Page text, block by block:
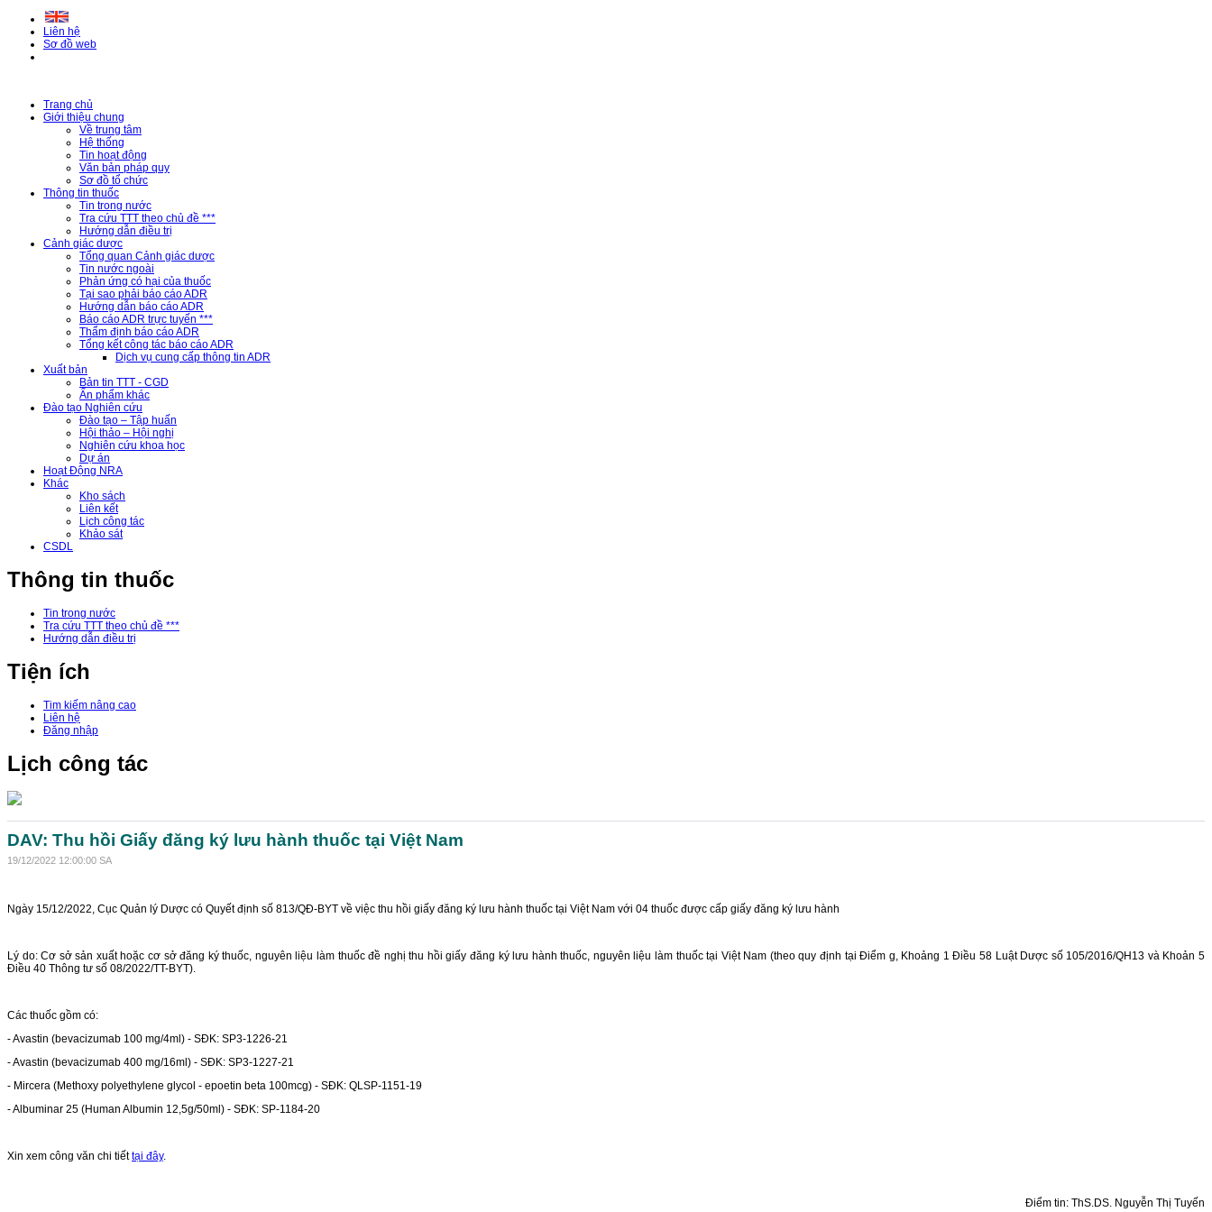
Liên hệ
Sơ đồ web
Trang chủ
Giới thiệu chung
Về trung tâm
Hệ thống
Tin hoạt động
Văn bản pháp quy
Sơ đồ tổ chức
Thông tin thuốc
Tin trong nước
Tra cứu TTT theo chủ đề ***
Hướng dẫn điều trị
Cảnh giác dược
Tổng quan Cảnh giác dược
Tin nước ngoài
Phản ứng có hại của thuốc
Tại sao phải báo cáo ADR
Hướng dẫn báo cáo ADR
Báo cáo ADR trực tuyến ***
Thẩm định báo cáo ADR
Tổng kết công tác báo cáo ADR
Dịch vụ cung cấp thông tin ADR
Xuất bản
Bản tin TTT - CGD
Ấn phẩm khác
Đào tạo Nghiên cứu
Đào tạo – Tập huấn
Hội thảo – Hội nghị
Nghiên cứu khoa học
Dự án
Hoạt Động NRA
Khác
Kho sách
Liên kết
Lịch công tác
Khảo sát
CSDL
Thông tin thuốc
Tin trong nước
Tra cứu TTT theo chủ đề ***
Hướng dẫn điều trị
Tiện ích
Tim kiếm nâng cao
Liên hệ
Đăng nhập
Lịch công tác
DAV: Thu hồi Giấy đăng ký lưu hành thuốc tại Việt Nam
19/12/2022 12:00:00 SA
Ngày 15/12/2022, Cục Quản lý Dược có Quyết định số 813/QĐ-BYT về việc thu hồi giấy đăng ký lưu hành thuốc tại Việt Nam với 04 thuốc được cấp giấy đăng ký lưu hành
Lý do: Cơ sở sản xuất hoặc cơ sở đăng ký thuốc, nguyên liệu làm thuốc đề nghị thu hồi giấy đăng ký lưu hành thuốc, nguyên liệu làm thuốc tại Việt Nam (theo quy định tại Điểm g, Khoảng 1 Điều 58 Luật Dược số 105/2016/QH13 và Khoản 5
Điều 40 Thông tư số 08/2022/TT-BYT).
Các thuốc gồm có:
- Avastin (bevacizumab 100 mg/4ml) - SĐK: SP3-1226-21
- Avastin (bevacizumab 400 mg/16ml) - SĐK: SP3-1227-21
- Mircera (Methoxy polyethylene glycol - epoetin beta 100mcg) - SĐK: QLSP-1151-19
- Albuminar 25 (Human Albumin 12,5g/50ml) - SĐK: SP-1184-20
Xin xem công văn chi tiếttại đây.
Điểm tin: ThS.DS. Nguyễn Thị Tuyến